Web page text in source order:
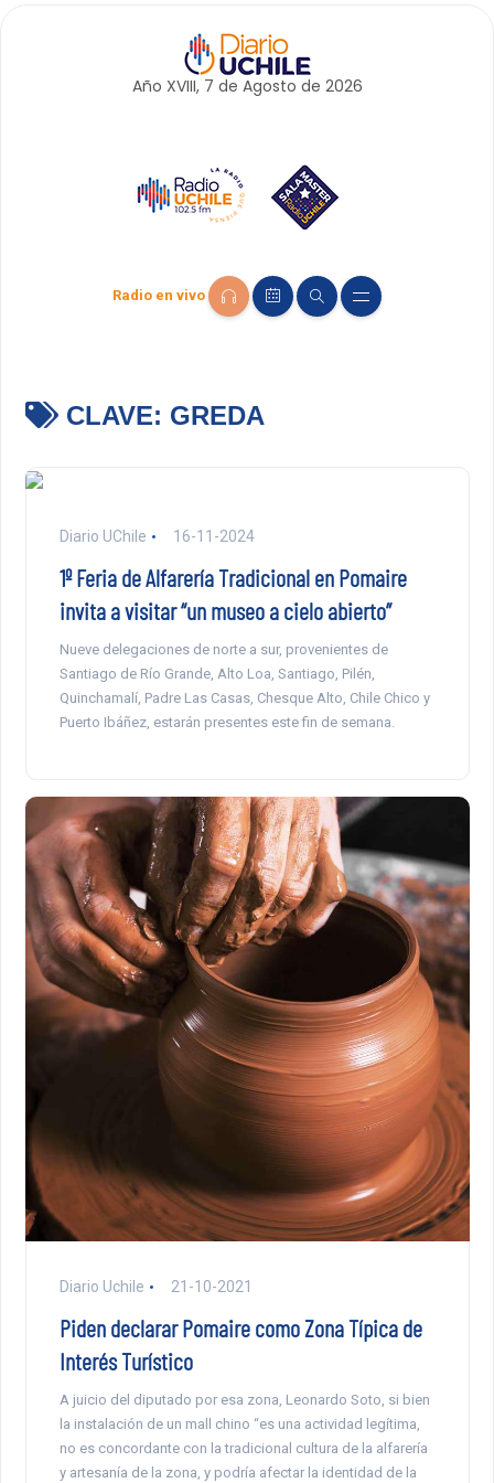
Año XVIII, 7 de Agosto de 2026
Radio en vivo
CLAVE: GREDA
Diario UChile 16-11-2024
1º Feria de Alfarería Tradicional en Pomaire
invita a visitar “un museo a cielo abierto”
Nueve delegaciones de norte a sur, provenientes de
Santiago de Río Grande, Alto Loa, Santiago, Pilén,
Quinchamalí, Padre Las Casas, Chesque Alto, Chile Chico y
Puerto Ibáñez, estarán presentes este fin de semana.
Diario Uchile 21-10-2021
Piden declarar Pomaire como Zona Típica de
Interés Turístico
A juicio del diputado por esa zona, Leonardo Soto, si bien
la instalación de un mall chino “es una actividad legítima,
no es concordante con la tradicional cultura de la alfarería
y artesanía de la zona, y podría afectar la identidad de la